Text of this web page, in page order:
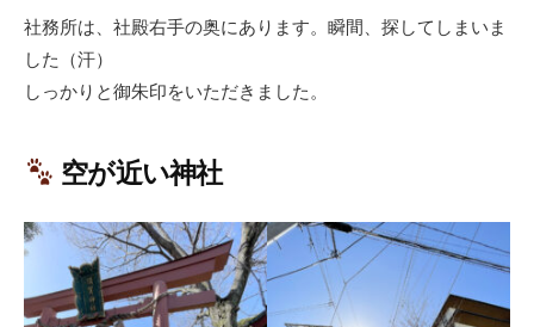
社務所は、社殿右手の奥にあります。瞬間、探してしまいま
した（汗）
しっかりと御朱印をいただきました。
空が近い神社